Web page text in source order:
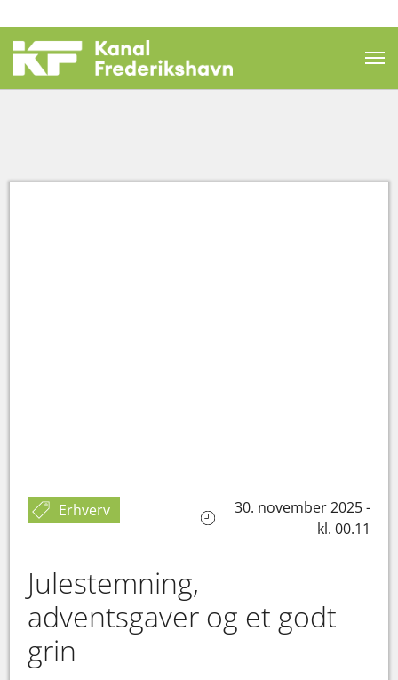
Erhverv
30. november 2025 -
kl. 00.11
Julestemning,
adventsgaver og et godt
grin